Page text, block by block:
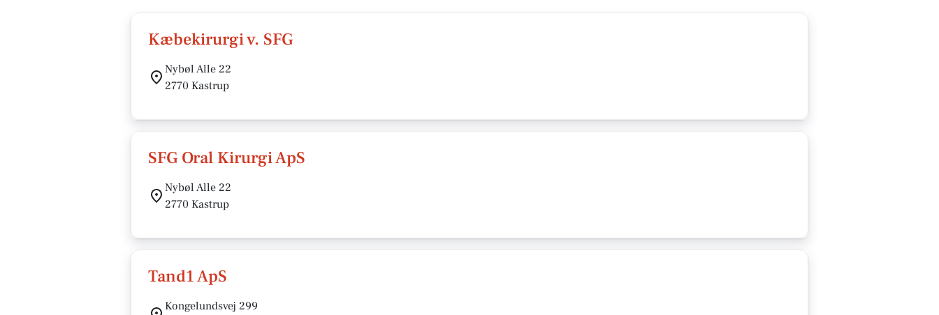
Kæbekirurgi v. SFG
Nybøl Alle 22
2770 Kastrup
SFG Oral Kirurgi ApS
Nybøl Alle 22
2770 Kastrup
Tand1 ApS
Kongelundsvej 299